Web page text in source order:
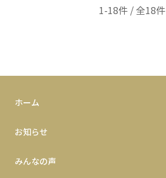
1-18件 / 全18件
ホーム
お知らせ
みんなの声